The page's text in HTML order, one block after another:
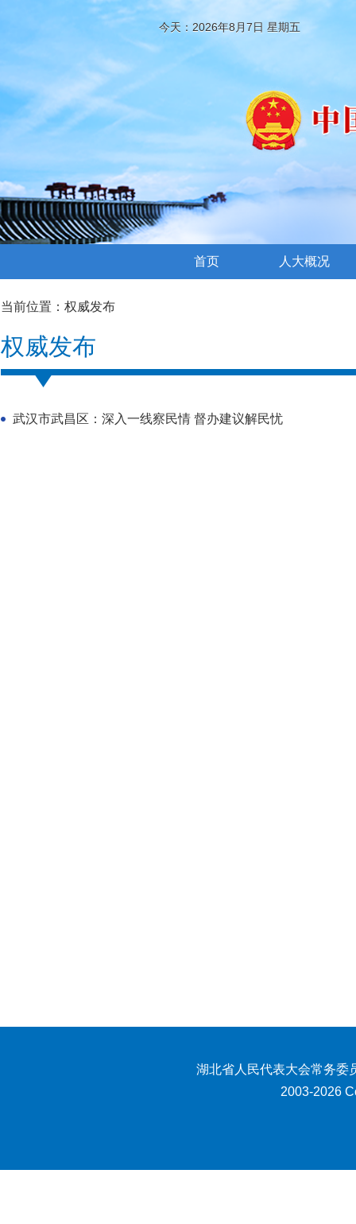
今天：2026年8月7日 星期五
首页 人大概况
当前位置： 权威发布
权威发布
武汉市武昌区：深入一线察民情 督办建议解民忧
湖北省人民代表大会常务委
2003-2026